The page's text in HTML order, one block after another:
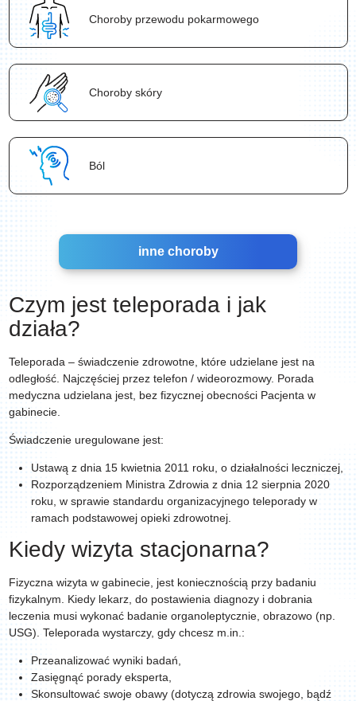
Choroby przewodu pokarmowego
Choroby skóry
Ból
inne choroby
Czym jest teleporada i jak
działa?
Teleporada – świadczenie zdrowotne, które udzielane jest na
odległość. Najczęściej przez telefon / wideorozmowy. Porada
medyczna udzielana jest, bez fizycznej obecności Pacjenta w
gabinecie.
Świadczenie uregulowane jest:
Ustawą z dnia 15 kwietnia 2011 roku, o działalności leczniczej,
Rozporządzeniem Ministra Zdrowia z dnia 12 sierpnia 2020
roku, w sprawie standardu organizacyjnego teleporady w
ramach podstawowej opieki zdrowotnej.
Kiedy wizyta stacjonarna?
Fizyczna wizyta w gabinecie, jest koniecznością przy badaniu
fizykalnym. Kiedy lekarz, do postawienia diagnozy i dobrania
leczenia musi wykonać badanie organoleptycznie, obrazowo (np.
USG). Teleporada wystarczy, gdy chcesz m.in.:
Przeanalizować wyniki badań,
Zasięgnąć porady eksperta,
Skonsultować swoje obawy (dotyczą zdrowia swojego, bądź